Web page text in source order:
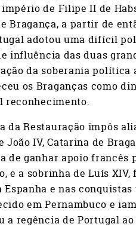
de Filipe II de
Bragança, a partir de
adotou uma difícil
influência das duas
da soberania política
os Braganças como
reconhecimento.
da Restauração impôs
João IV, Catarina de
de ganhar apoio francês
e a sobrinha de Luís
Espanha e nas
em Pernambuco e
a regência de Portugal